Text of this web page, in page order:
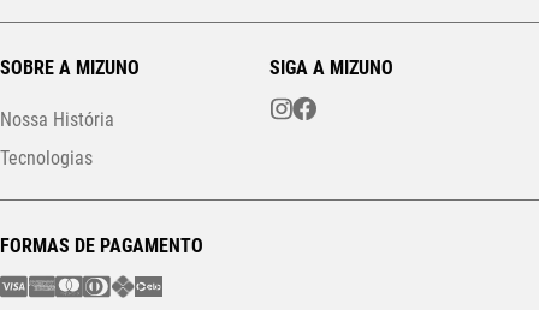
SOBRE A MIZUNO
Nossa História
Tecnologias
SIGA A MIZUNO
FORMAS DE PAGAMENTO